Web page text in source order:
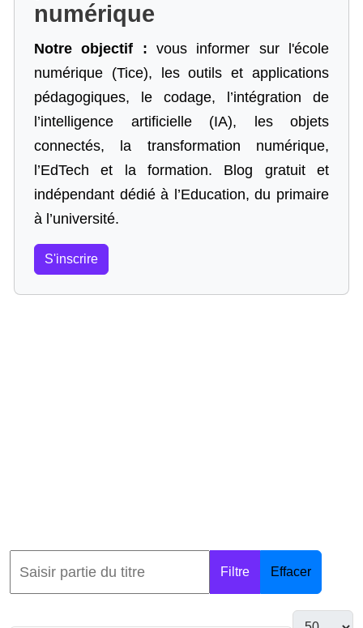
numérique
Notre objectif : vous informer sur l'école
numérique (Tice), les outils et applications
pédagogiques, le codage,
l’intégration de
l’intelligence artificielle (IA), les objets
connectés, la transformation numérique,
l’EdTech et la formation. Blog gratuit et
indépendant dédié à l’Education, du primaire
à l’université.
S'inscrire
Filtre Effacer